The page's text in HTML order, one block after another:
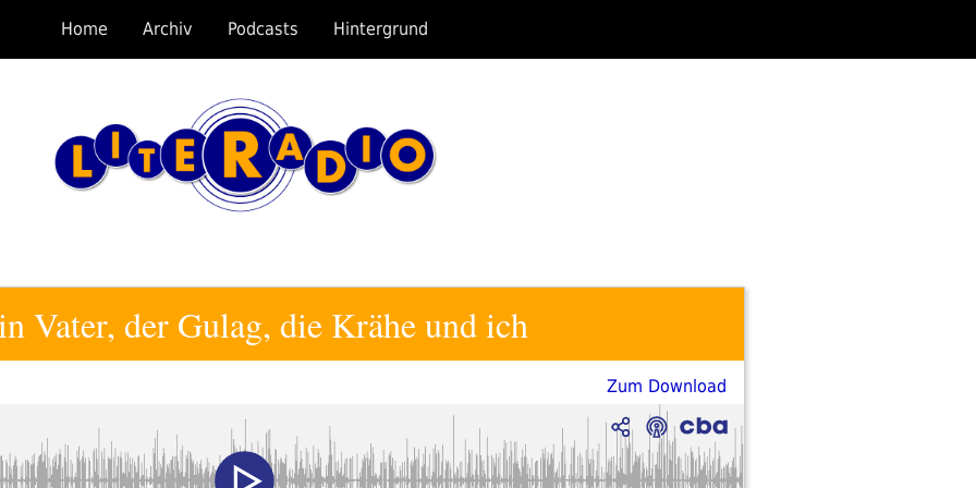
Home Archiv Podcasts Hintergrund
Vater, der Gulag, die Krähe und ich
Zum Download